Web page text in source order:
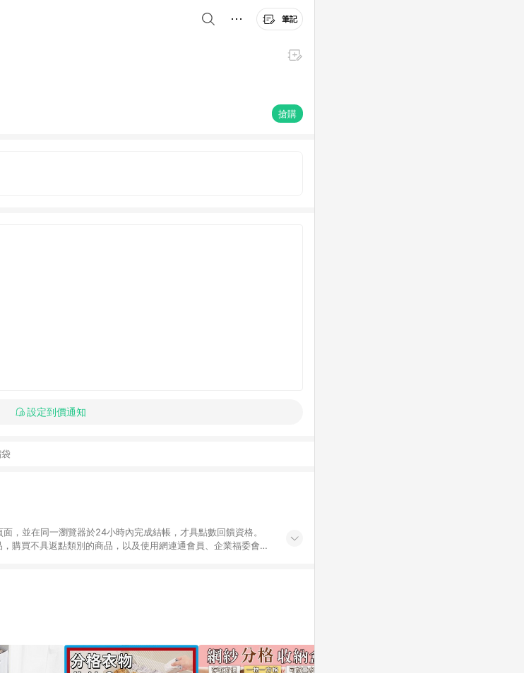
筆記
搶購
設定到價通知
，並在同一瀏覽器於24小時內完成結帳，才具點數回饋資格。
購買不具返點類別的商品，以及使用網連通會員、企業福委會員
購物中登出東森購物ETMall，將無法獲得點數回饋。 5. 點數回
數」機制(特殊活動時開放「回饋無上限」)，以同一訂單中同一
價位、贈品與東森購物ETMall銷售網頁不符，以銷售網頁標示為
至LINE購物客服洽詢；若超過180天(含)以上進行申訴，恕無法